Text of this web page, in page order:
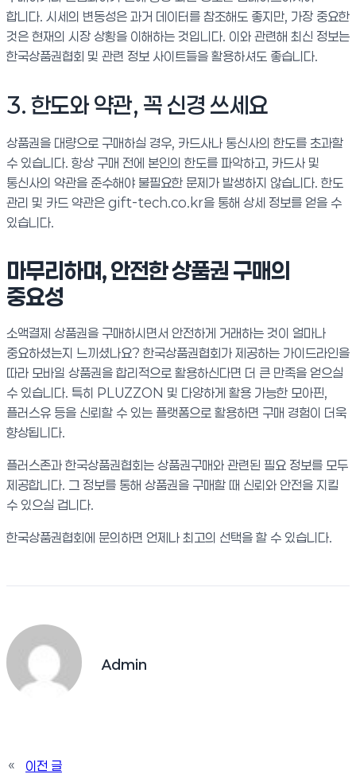
합니다. 시세의 변동성은 과거 데이터를 참조해도 좋지만, 가장 중요한
것은 현재의 시장 상황을 이해하는 것입니다. 이와 관련해 최신 정보는
한국상품권협회 및 관련 정보 사이트들을 활용하셔도 좋습니다.
3. 한도와 약관, 꼭 신경 쓰세요
상품권을 대량으로 구매하실 경우, 카드사나 통신사의 한도를 초과할
수 있습니다. 항상 구매 전에 본인의 한도를 파악하고, 카드사 및
통신사의 약관을 준수해야 불필요한 문제가 발생하지 않습니다. 한도
관리 및 카드 약관은 gift-tech.co.kr을 통해 상세 정보를 얻을 수
있습니다.
마무리하며, 안전한 상품권 구매의
중요성
소액결제 상품권을 구매하시면서 안전하게 거래하는 것이 얼마나
중요하셨는지 느끼셨나요? 한국상품권협회가 제공하는 가이드라인을
따라 모바일 상품권을 합리적으로 활용하신다면 더 큰 만족을 얻으실
수 있습니다. 특히 PLUZZON 및 다양하게 활용 가능한 모아핀,
플러스유 등을 신뢰할 수 있는 플랫폼으로 활용하면 구매 경험이 더욱
향상됩니다.
플러스존과 한국상품권협회는 상품권구매와 관련된 필요 정보를 모두
제공합니다. 그 정보를 통해 상품권을 구매할 때 신뢰와 안전을 지킬
수 있으실 겁니다.
한국상품권협회에 문의하면 언제나 최고의 선택을 할 수 있습니다.
Admin
«
이전 글